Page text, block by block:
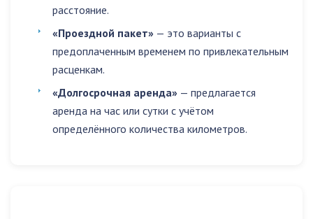
расстояние.
«Проездной пакет» — это варианты с
предоплаченным временем по привлекательным
расценкам.
«Долгосрочная аренда» — предлагается
аренда на час или сутки с учётом
определённого количества километров.